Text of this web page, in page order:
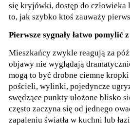
się kryjówki, dostęp do człowieka
to, jak szybko ktoś zauważy
Pierwsze sygnały łatwo pomylić
Mieszkańcy zwykle reagują za
objawy nie wyglądają
mogą to być drobne ciemne
pościeli, wylinki, pojedyncze
swędzące punkty ułożone blisko
często zaczyna się od jednego
zapaleniu światła w kuchni lub